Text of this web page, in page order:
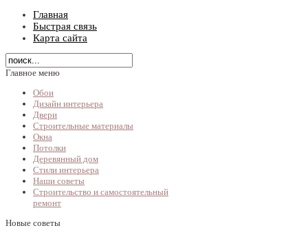
Главная
Быстрая связь
Карта сайта
Главное меню
Обои
Дизайн интерьера
Двери
Строительные материалы
Окна
Потолки
Деревянный дом
Стили интерьера
Наши советы
Строительство и самостоятельный
ремонт
Новые советы